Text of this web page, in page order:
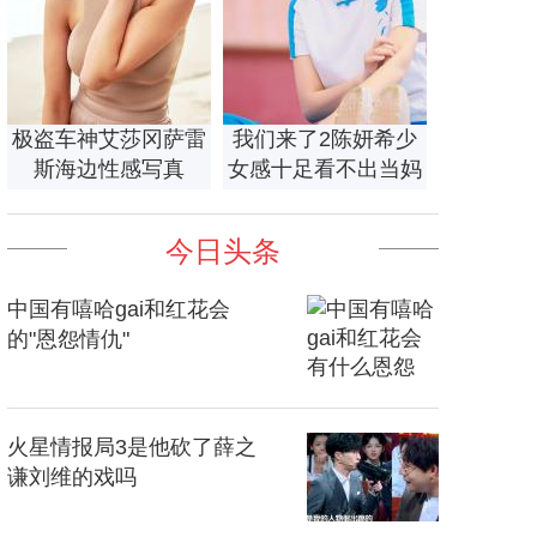
极盗车神艾莎冈萨雷
斯海边性感写真
我们来了2陈妍希少
女感十足看不出当妈
今日头条
中国有嘻哈gai和红花会
的"恩怨情仇"
火星情报局3是他砍了薛之
谦刘维的戏吗